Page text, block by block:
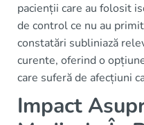
pacienții care au folosit
de control ce nu au
constatări subliniază
curente, oferind o
care suferă de afecțiuni
Impact